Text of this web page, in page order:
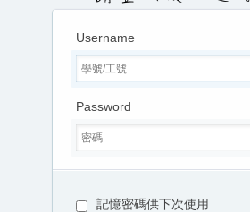
Username
Password
記憶密碼供下次使用